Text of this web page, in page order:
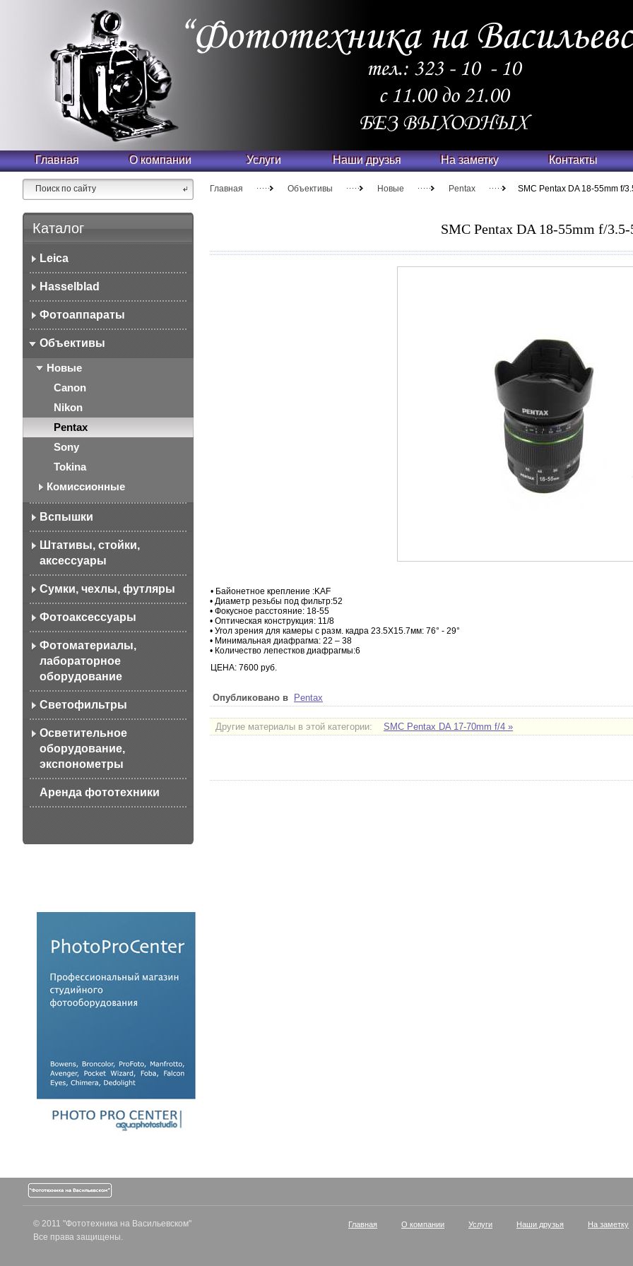
Главная О компании Услуги Наши друзья На заметку Контакты
Каталог
Leica
Hasselblad
Фотоаппараты
Объективы
Новые
Canon
Nikon
Pentax
Sony
Tokina
Комиссионные
Вспышки
Штативы, стойки,
аксессуары
Сумки, чехлы, футляры
Фотоаксессуары
Фотоматериалы,
лабораторное
оборудование
Светофильтры
Осветительное
оборудование,
экспонометры
Аренда фототехники
Главная Объективы Новые Pentax SMC Pentax DA 18-55mm f/
SMC Pentax DA 18-55mm f/3.5-
• Байонетное крепление :KAF
• Диаметр резьбы под фильтр:52
• Фокусное расстояние: 18-55
• Оптическая конструкция: 11/8
• Угол зрения для камеры с разм. кадра 23.5Х15.7мм: 76° - 29°
• Минимальная диафрагма: 22 – 38
• Количество лепестков диафрагмы:6
ЦЕНА: 7600 руб.
Опубликовано в Pentax
Другие материалы в этой категории: SMC Pentax DA 17-70mm f/4 »
© 2011 "Фототехника на Васильевском"
Все права защищены.
Главная О компании Услуги Наши друзья На заметку